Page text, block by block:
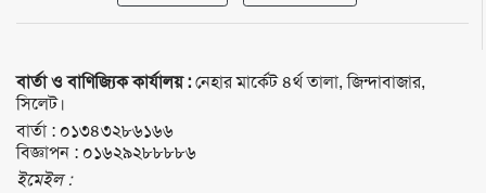
বার্তা ও বাণিজ্যিক কার্যালয় :নেহার মার্কেট ৪র্থ তালা, জিন্দাবাজার,
সিলেট।
বার্তা : ০১৩৪৩২৮৬১৬৬
বিজ্ঞাপন : ০১৬২৯২৮৮৮৮৬
ইমেইল :